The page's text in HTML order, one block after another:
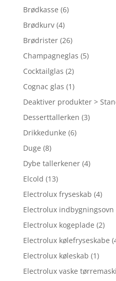
Brødkasse (6)
Brødkurv (4)
Brødrister (26)
Champagneglas (5)
Cocktailglas (2)
Cognac glas (1)
Deaktiver produkter >
Desserttallerken (3)
Drikkedunke (6)
Duge (8)
Dybe tallerkener (4)
Elcold (13)
Electrolux fryseskab (4)
Electrolux indbygningsovn
Electrolux kogeplade (2)
Electrolux kølefryseskabe
Electrolux køleskab (1)
Electrolux vaske